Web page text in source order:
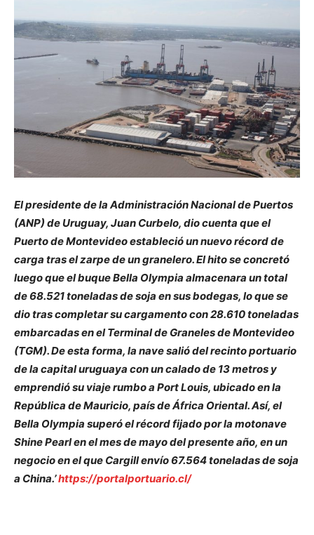
El presidente de la Administración Nacional de Puertos
(ANP) de Uruguay, Juan Curbelo, dio cuenta que el
Puerto de Montevideo estableció un nuevo récord de
carga tras el zarpe de un granelero. El hito se concretó
luego que el buque Bella Olympia almacenara un total
de 68.521 toneladas de soja en sus bodegas, lo que se
dio tras completar su cargamento con 28.610 toneladas
embarcadas en el Terminal de Graneles de Montevideo
(TGM). De esta forma, la nave salió del recinto portuario
de la capital uruguaya con un calado de 13 metros y
emprendió su viaje rumbo a Port Louis, ubicado en la
República de Mauricio, país de África Oriental. Así, el
Bella Olympia superó el récord fijado por la motonave
Shine Pearl en el mes de mayo del presente año, en un
negocio en el que Cargill envío 67.564 toneladas de soja
a China.’https://portalportuario.cl/